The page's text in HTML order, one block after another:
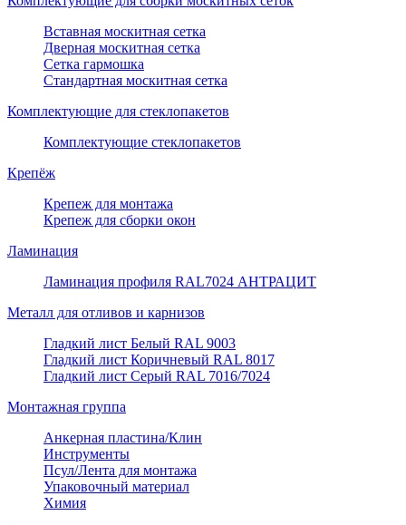
Вставная москитная сетка
Дверная москитная сетка
Сетка гармошка
Стандартная москитная сетка
Комплектующие для стеклопакетов
Комплектующие стеклопакетов
Крепёж
Крепеж для монтажа
Крепеж для сборки окон
Ламинация
Ламинация профиля RAL7024 АНТРАЦИТ
Металл для отливов и карнизов
Гладкий лист Белый RAL 9003
Гладкий лист Коричневый RAL 8017
Гладкий лист Серый RAL 7016/7024
Монтажная группа
Анкерная пластина/Клин
Инструменты
Псул/Лента для монтажа
Упаковочный материал
Химия